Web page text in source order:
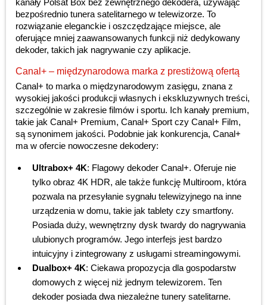
kanały Polsat Box bez zewnętrznego dekodera, używając
bezpośrednio tunera satelitarnego w telewizorze. To
rozwiązanie eleganckie i oszczędzające miejsce, ale
oferujące mniej zaawansowanych funkcji niż dedykowany
dekoder, takich jak nagrywanie czy aplikacje.
Canal+ – międzynarodowa marka z prestiżową ofertą
Canal+ to marka o międzynarodowym zasięgu, znana z
wysokiej jakości produkcji własnych i ekskluzywnych treści,
szczególnie w zakresie filmów i sportu. Ich kanały premium,
takie jak Canal+ Premium, Canal+ Sport czy Canal+ Film,
są synonimem jakości. Podobnie jak konkurencja, Canal+
ma w ofercie nowoczesne dekodery:
Ultrabox+ 4K: Flagowy dekoder Canal+. Oferuje nie
tylko obraz 4K HDR, ale także funkcję Multiroom, która
pozwala na przesyłanie sygnału telewizyjnego na inne
urządzenia w domu, takie jak tablety czy smartfony.
Posiada duży, wewnętrzny dysk twardy do nagrywania
ulubionych programów. Jego interfejs jest bardzo
intuicyjny i zintegrowany z usługami streamingowymi.
Dualbox+ 4K: Ciekawa propozycja dla gospodarstw
domowych z więcej niż jednym telewizorem. Ten
dekoder posiada dwa niezależne tunery satelitarne.